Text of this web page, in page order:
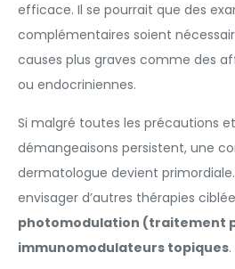
efficace. Il se pourrait que des
complémentaires soient
causes plus graves comme des
ou endocriniennes.
Si malgré toutes les précautions
démangeaisons persistent, une
dermatologue devient
envisager d’autres thérapies
photomodulation (traitement
immunomodulateurs topiques.